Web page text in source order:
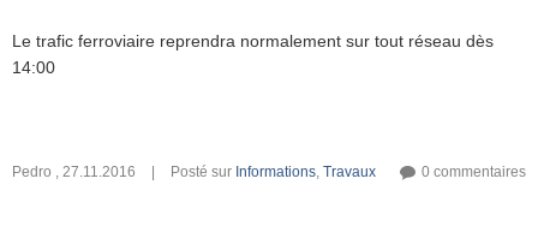
Le trafic ferroviaire reprendra normalement sur tout réseau dès
14:00
Pedro , 27.11.2016 Posté sur Informations, Travaux 0 commentaires